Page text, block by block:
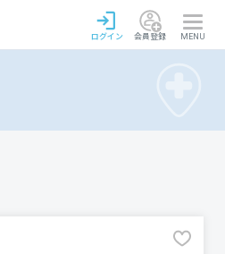
ログイン 会員登録 MENU